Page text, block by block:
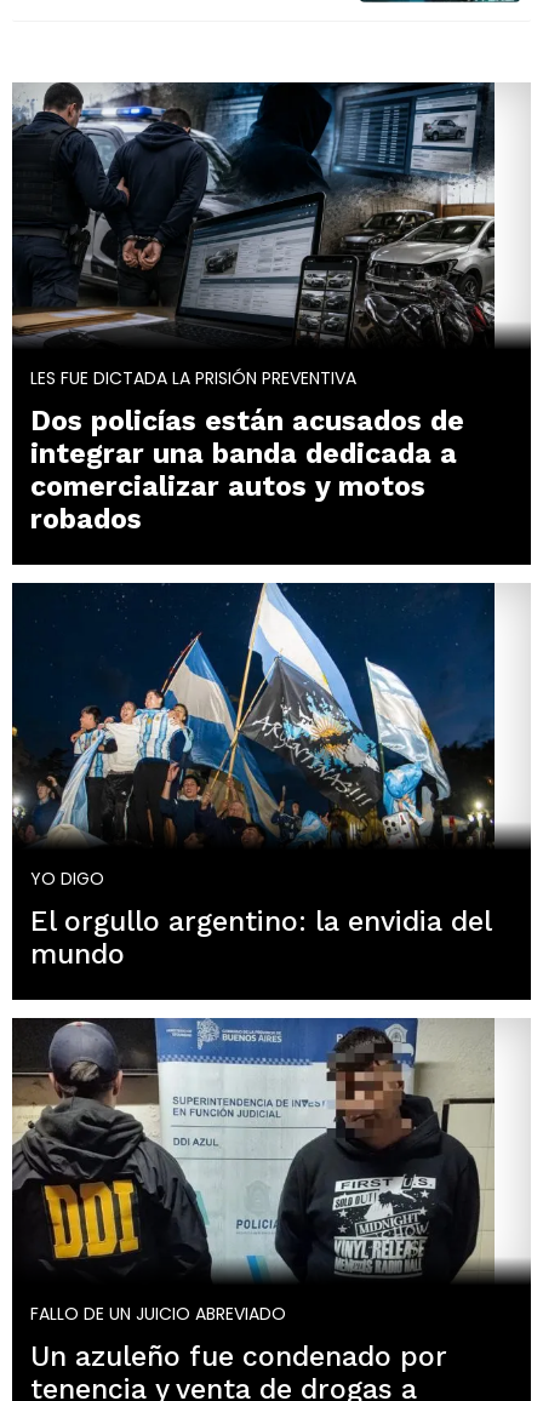
LES FUE DICTADA LA PRISIÓN PREVENTIVA
Dos policías están acusados de
integrar una banda dedicada a
comercializar autos y motos
robados
YO DIGO
El orgullo argentino: la envidia del
mundo
FALLO DE UN JUICIO ABREVIADO
Un azuleño fue condenado por
tenencia y venta de drogas a